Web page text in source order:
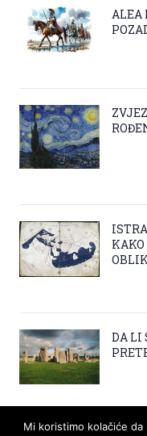
ALEA
DA LI
Mi koristimo kolačiće